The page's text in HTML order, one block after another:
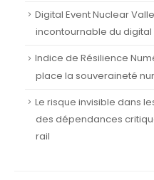
Digital Event Nuclear
incontournable du
Indice de Résilience
place la souveraineté
Le risque invisible dans
des dépendances
rail